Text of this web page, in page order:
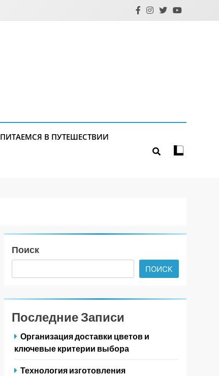
ПИТАЕМСЯ В ПУТЕШЕСТВИИ
Поиск
ПОИСК
Последние Записи
Организация доставки цветов и
ключевые критерии выбора
Технология изготовления